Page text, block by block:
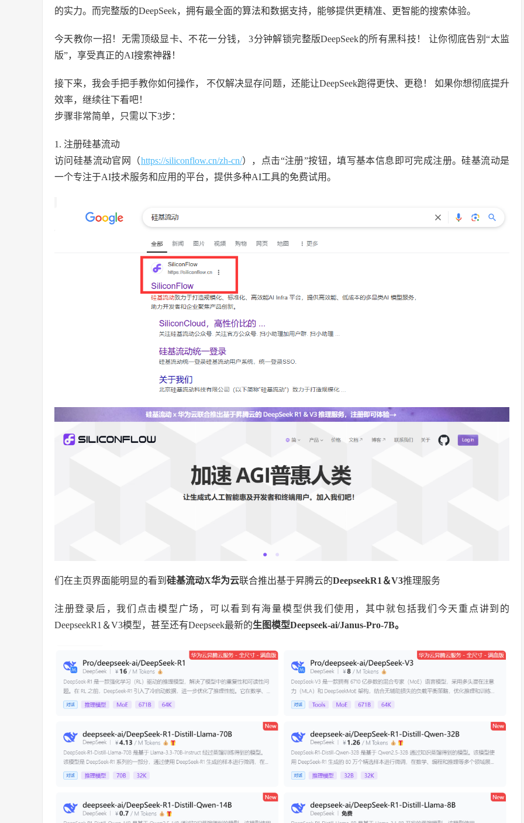
的实力。而完整版的DeepSeek，拥有最全面的算法和数据支持，能够提供更精准、更智能的搜索体验。
今天教你一招！无需顶级显卡、不花一分钱， 3分钟解锁完整版DeepSeek的所有黑科技！ 让你彻底告别“太监
版”，享受真正的AI搜索神器！
接下来，我会手把手教你如何操作， 不仅解决显存问题，还能让DeepSeek跑得更快、更稳！ 如果你想彻底提升
效率，继续往下看吧！
步骤非常简单，只需以下3步：
1. 注册硅基流动
访问硅基流动官网（https://siliconflow.cn/zh-cn/），点击“注册”按钮，填写基本信息即可完成注册。硅基流动是
一个专注于AI技术服务和应用的平台，提供多种AI工具的免费试用。
们在主页界面能明显的看到 硅基流动X华为云联合推出基于昇腾云的DeepseekR1＆V3推理服务
注册登录后，我们点击模型广场，可以看到有海量模型供我们使用，其中就包括我们今天重点讲到的
DeepseekR1＆V3模型，甚至还有Deepseek最新的生图模型Deepseek-ai/Janus-Pro-7B。